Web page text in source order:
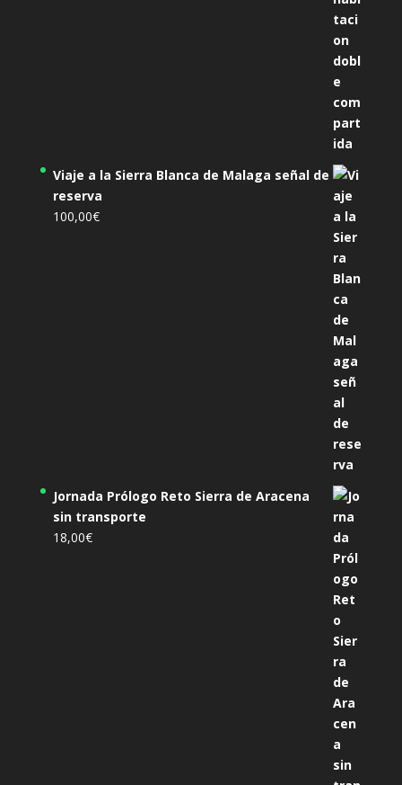
Viaje a la Sierra Blanca de Malaga señal de
reserva
100,00€
Jornada Prólogo Reto Sierra de Aracena
sin transporte
18,00€